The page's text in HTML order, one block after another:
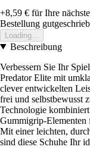
+8,59 € für Ihre
Bestellung
Loading...
Beschreibung
Verbessern Sie Ihr
Predator Elite mit
clever entwickelten
frei und selbstbewusst
Technologie
Gummigrip-Elementen
Mit einer leichten,
sind diese Schuhe Ihr